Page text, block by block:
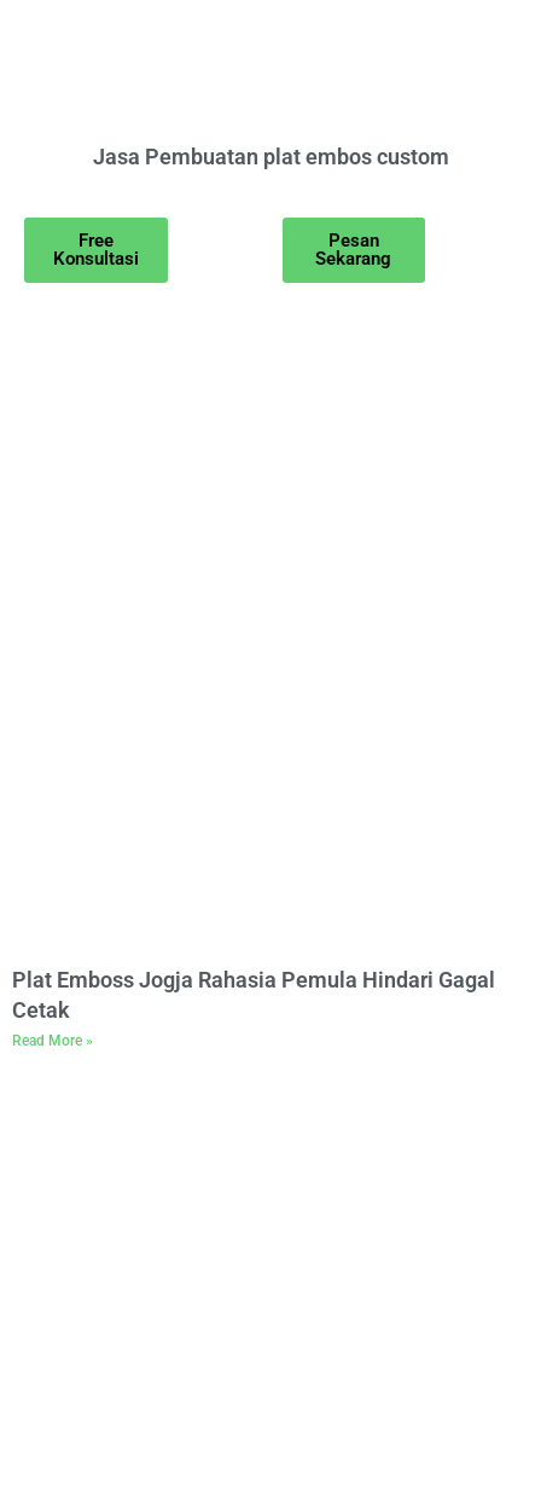
Jasa Pembuatan plat embos custom
Free
Konsultasi
Pesan
Sekarang
Plat Emboss Jogja Rahasia Pemula Hindari Gagal
Cetak
Read More »